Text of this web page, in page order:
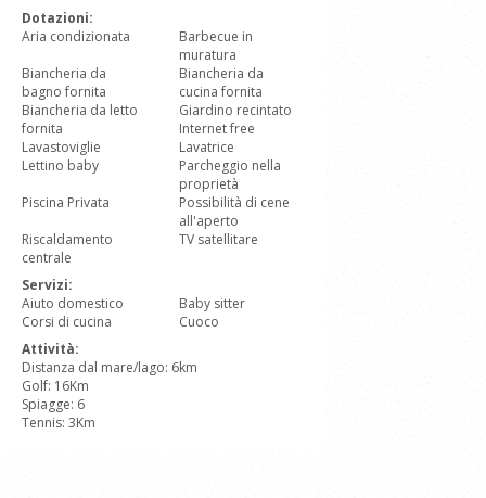
Dotazioni:
Aria condizionata
Barbecue in
muratura
Biancheria da
bagno fornita
Biancheria da
cucina fornita
Biancheria da letto
fornita
Giardino recintato
Internet free
Lavastoviglie
Lavatrice
Lettino baby
Parcheggio nella
proprietà
Piscina Privata
Possibilità di cene
all'aperto
Riscaldamento
centrale
TV satellitare
Servizi:
Aiuto domestico
Baby sitter
Corsi di cucina
Cuoco
Attività:
Distanza dal mare/lago: 6km
Golf: 16Km
Spiagge: 6
Tennis: 3Km